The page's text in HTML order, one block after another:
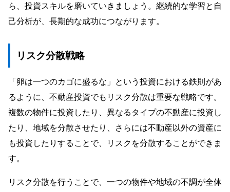
ら、投資スキルを磨いていきましょう。継続的な学習と自
己分析が、長期的な成功につながります。
リスク分散戦略
「卵は一つのカゴに盛るな」という投資における鉄則があ
るように、不動産投資でもリスク分散は重要な戦略です。
複数の物件に投資したり、異なるタイプの不動産に投資し
たり、地域を分散させたり、さらには不動産以外の資産に
も投資したりすることで、リスクを分散することができま
す。
リスク分散を行うことで、一つの物件や地域の不調が全体